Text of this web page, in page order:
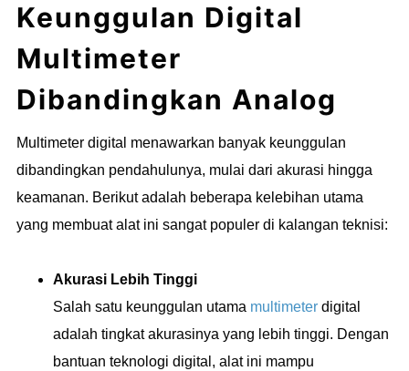
Keunggulan Digital
Multimeter
Dibandingkan Analog
Multimeter digital menawarkan banyak keunggulan
dibandingkan pendahulunya, mulai dari akurasi hingga
keamanan. Berikut adalah beberapa kelebihan utama
yang membuat alat ini sangat populer di kalangan teknisi:
Akurasi Lebih Tinggi
Salah satu keunggulan utama multimeter digital
adalah tingkat akurasinya yang lebih tinggi. Dengan
bantuan teknologi digital, alat ini mampu